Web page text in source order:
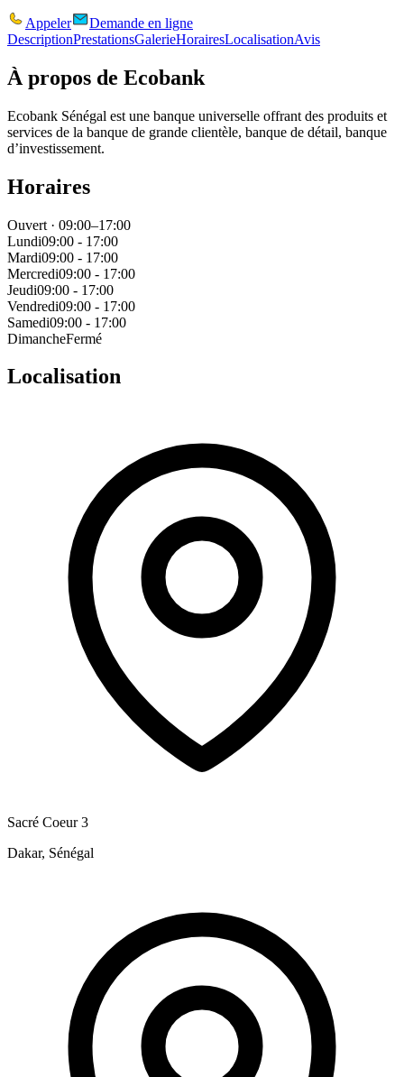
Appeler
Demande en ligne
DescriptionPrestationsGalerieHorairesLocalisationAvis
À propos de Ecobank
Ecobank Sénégal est une banque universelle offrant des produits et
services de la banque de grande clientèle, banque de détail, banque
d’investissement.
Horaires
Ouvert · 09:00–17:00
Lundi09:00 - 17:00
Mardi09:00 - 17:00
Mercredi09:00 - 17:00
Jeudi09:00 - 17:00
Vendredi09:00 - 17:00
Samedi09:00 - 17:00
DimancheFermé
Localisation
Sacré Coeur 3
Dakar, Sénégal